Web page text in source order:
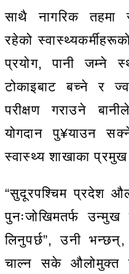
साथै नागरिक तहमा
रहेको
प्रयोग, पानी जम्ने
टोकाइबाट बच्ने र
परीक्षण गराउने
योगदान पु¥याउन
स्वास्थ्य शाखाका
“सुदूरपश्चिम प्रदेश
पुनःजोखिमतर्फ उन्मुख
लिनुपर्छ”, उनी
चाल्न सके औलोमुक्त